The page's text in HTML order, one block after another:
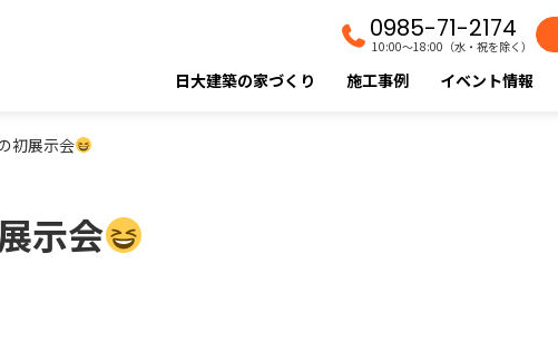
0985-71-2174
10:00〜18:00（水・祝を除く）
日大建築の家づくり 施工事例 イベント情報
初展示会
示会